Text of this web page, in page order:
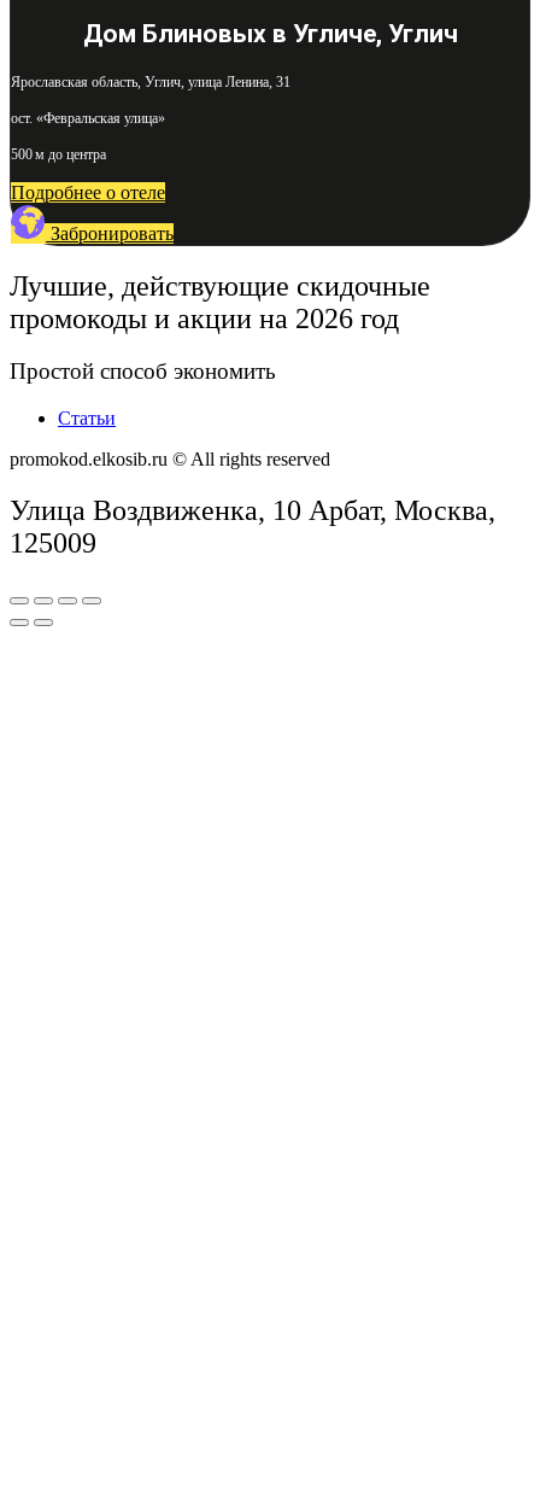
Дом Блиновых в Угличе, Углич
Ярославская область, Углич, улица Ленина, 31
ост. «Февральская улица»
500 м до центра
Подробнее о отеле
Забронировать
Лучшие, действующие скидочные
промокоды и акции на 2026 год
Простой способ экономить
Статьи
promokod.elkosib.ru © All rights reserved
Улица Воздвиженка, 10 Арбат, Москва,
125009